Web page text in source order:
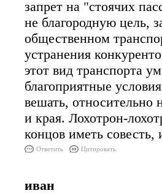
запрет на "стоячих
не благородную цель,
общественном
устранения
этот вид транспорта
благоприятные
вешать, относительно
и края. Лохотрон-
концов иметь совесть,
Ответить Цитировать
иван